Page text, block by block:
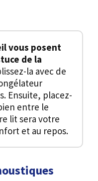
vous posent
de la
la avec de
Ensuite, placez-
entre le
lit sera votre
et au repos.